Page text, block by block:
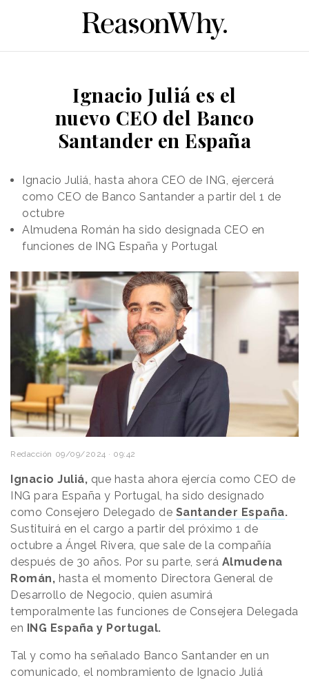
Ignacio Juliá es el
nuevo CEO del Banco
Santander en España
Ignacio Juliá, hasta ahora CEO de ING, ejercerá
como CEO de Banco Santander a partir del 1 de
octubre
Almudena Román ha sido designada CEO en
funciones de ING España y Portugal
Redacción 09/09/2024 · 09:42
Ignacio Juliá, que hasta ahora ejercía como CEO de
ING para España y Portugal, ha sido designado
como Consejero Delegado de Santander España.
Sustituirá en el cargo a partir del próximo 1 de
octubre a Ángel Rivera, que sale de la compañía
después de 30 años. Por su parte, será Almudena
Román, hasta el momento Directora General de
Desarrollo de Negocio, quien asumirá
temporalmente las funciones de Consejera Delegada
en
ING España y Portugal.
Tal y como ha señalado Banco Santander en un
comunicado, el nombramiento de Ignacio Juliá